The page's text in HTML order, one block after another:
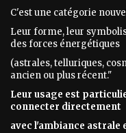
C'est une catégorie
Leur forme, leur
des forces énergétiques
(astrales, telluriques,
ancien ou plus récent."
Leur usage est
connecter directement
avec l'ambiance astrale